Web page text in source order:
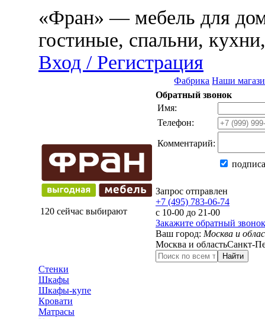
«Фран» — мебель для
гостиные, спальни,
Вход / Регистрация
Фабрика Наши
120 сейчас выбирают
Обратный звонок
Имя:
Телефон:
Комментарий:
Запрос отправлен
+7 (495) 783-06-74
с 10-00 до 21-00
Закажите обратный звонок
Ваш город: Москва и
Москва и областьСанкт-
Найти
Стенки
Шкафы
Шкафы-купе
Кровати
Матрасы